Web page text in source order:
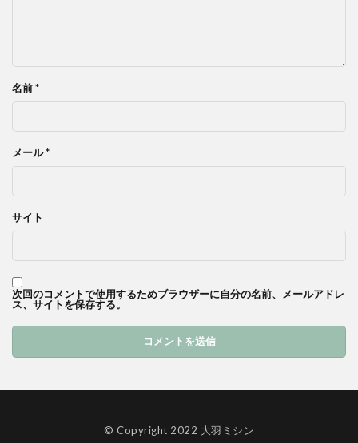
名前*
メール*
サイト
次回のコメントで使用するためブラウザーに自分の名前、メールアドレ
ス、サイトを保存する。
© Copyright 2022 大羽ミシン